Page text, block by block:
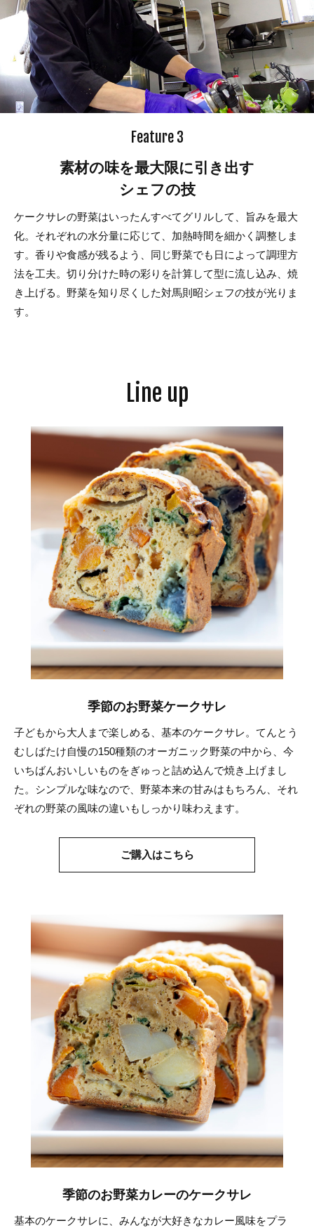
Feature 3
素材の味を最大限に引き出す
シェフの技
ケークサレの野菜はいったんすべてグリルして、旨みを最大
化。それぞれの水分量に応じて、加熱時間を細かく調整しま
す。香りや食感が残るよう、同じ野菜でも日によって調理方
法を工夫。切り分けた時の彩りを計算して型に流し込み、焼
き上げる。野菜を知り尽くした対馬則昭シェフの技が光りま
す。
Line up
季節のお野菜ケークサレ
子どもから大人まで楽しめる、基本のケークサレ。てんとう
むしばたけ自慢の150種類のオーガニック野菜の中から、今
いちばんおいしいものをぎゅっと詰め込んで焼き上げまし
た。シンプルな味なので、野菜本来の甘みはもちろん、それ
ぞれの野菜の風味の違いもしっかり味わえます。
ご購入はこちら
季節のお野菜カレーのケークサレ
基本のケークサレに、みんなが大好きなカレー風味をプラ